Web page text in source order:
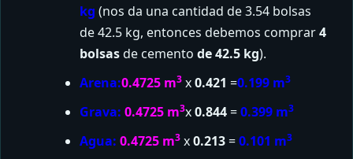
kg (nos da una cantidad de 3.54 bolsas
de 42.5 kg, entonces debemos comprar4
bolsasde cemento de 42.5 kg).
Arena:0.4725 m3x0.421 =0.199 m3
Grava: 0.4725 m3x0.844=0.399 m3
Agua: 0.4725 m3x0.213=0.101 m3